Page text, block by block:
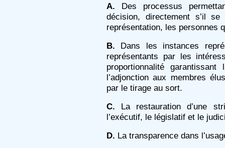
A. Des processus
décision, directement s’il
représentation, les personnes
B. Dans les instances
représentants par les
proportionnalité
l’adjonction aux membres
par le tirage au sort.
C. La restauration d’une
l’exécutif, le législatif et le
D. La transparence dans